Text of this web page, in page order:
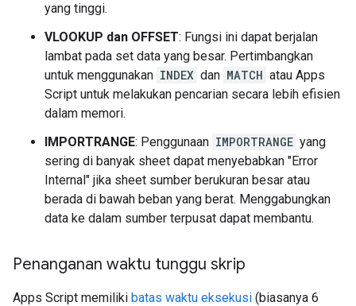
yang tinggi.
VLOOKUP dan OFFSET: Fungsi ini dapat berjalan
lambat pada set data yang besar. Pertimbangkan
untuk menggunakan INDEX dan MATCH atau Apps
Script untuk melakukan pencarian secara lebih efisien
dalam memori.
IMPORTRANGE: Penggunaan IMPORTRANGE yang
sering di banyak sheet dapat menyebabkan "Error
Internal" jika sheet sumber berukuran besar atau
berada di bawah beban yang berat. Menggabungkan
data ke dalam sumber terpusat dapat membantu.
Penanganan waktu tunggu skrip
Apps Script memiliki batas waktu eksekusi (biasanya 6